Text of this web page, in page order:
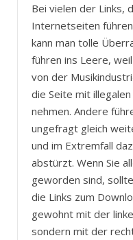
Bei vielen der Links,
Internetseiten
kann man tolle
führen ins Leere,
von der
die Seite mit
nehmen. Andere
ungefragt gleich
und im Extremfall
abstürzt. Wenn Sie
geworden sind,
die Links zum
gewohnt mit der
sondern mit der